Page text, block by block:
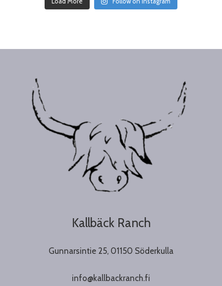
Kallbäck Ranch
Gunnarsintie 25, 01150 Söderkulla
info@kallbackranch.fi